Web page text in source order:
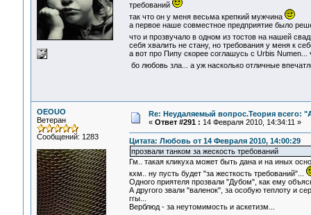
требований
так что он у меня весьма крепкий мужчина
а первое наше совместное предприятие было
что и прозвучало в одном из тостов на нашей
себя хвалить не стану, но требования у меня к
а вот про Пипу скорее соглашусь с Urbis
бо любовь зла... а уж насколько отличные
OEOUO
Ветеран
Сообщений: 1283
Re: Неудаляемый вопрос.Теория всего:
« Ответ #291 : 14 Февраля 2010, 14:34:11 »
Цитата: Любовь от 14 Февраля 2010, 14:00:29
прозвали танком за жескость требований
Гм.. такая кликуха может быть дана и на иных
кхм.. ну пусть будет "за жесткость требований"...
Одного приятеля прозвали "Дубом", как ему
А другого звали "валенок", за особую теплоту и
ггы...
Верблюд - за неутомимость и аскетизм...